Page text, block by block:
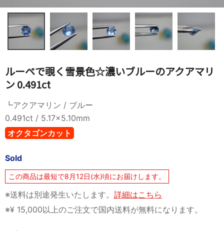
ルーペで覗く雪景色☆濃いブルーのアクアマリ
ン 0.491ct
┗アクアマリン / ブルー
0.491ct / 5.17×5.10mm
オクタゴンカット
Sold
この商品は最短で8月12日(水)頃にお届けします。
※送料は別途発生いたします。 詳細はこちら
※¥ 15,000以上のご注文で国内送料が無料になります。